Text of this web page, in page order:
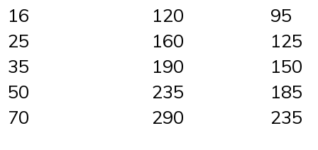
16
120
95
25
160
125
35
190
150
50
235
185
70
290 235